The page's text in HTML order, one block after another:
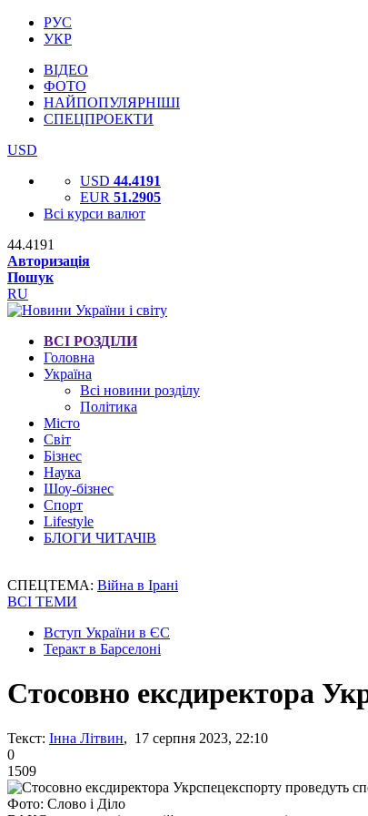
РУС
УКР
ВІДЕО
ФОТО
НАЙПОПУЛЯРНІШІ
СПЕЦПРОЕКТИ
USD
USD 44.4191
EUR 51.2905
Всі курси валют
44.4191
Авторизація
Пошук
RU
ВСІ РОЗДІЛИ
Головна
Україна
Всі новини розділу
Політика
Місто
Світ
Бізнес
Наука
Шоу-бізнес
Спорт
Lifestyle
БЛОГИ ЧИТАЧІВ
СПЕЦТЕМА: Війна в Ірані
ВСІ ТЕМИ
Вступ України в ЄС
Теракт в Барселоні
Стосовно ексдиректора
Текст: Інна Літвин, 17 серпня 2023, 22:10
0
1509
Фото: Слово і Діло